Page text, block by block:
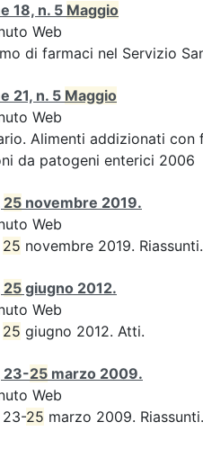
18, n. 5 Maggio
Web
di farmaci nel Servizio
21, n. 5 Maggio
Web
Alimenti addizionati con
da patogeni enterici 2006
25 novembre 2019.
Web
25 novembre 2019. Riassunti.
25 giugno 2012.
Web
25 giugno 2012. Atti.
23-25 marzo 2009.
Web
23-25 marzo 2009. Riassunti.